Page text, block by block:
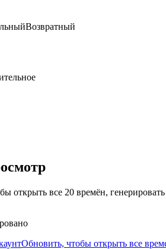
Возвратный
открыть все 20 времён,
Обновить, чтобы открыть все